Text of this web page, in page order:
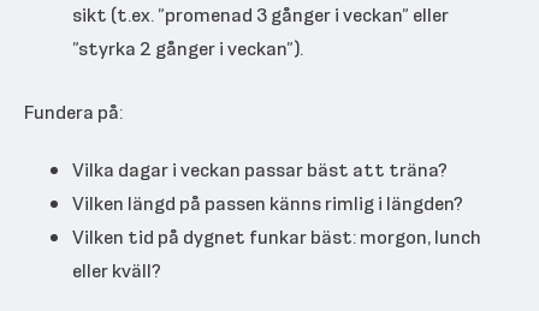
sikt (t.ex. ”promenad 3 gånger i veckan” eller
”styrka 2 gånger i veckan”).
Fundera på:
Vilka dagar i veckan passar bäst att träna?
Vilken längd på passen känns rimlig i längden?
Vilken tid på dygnet funkar bäst: morgon, lunch
eller kväll?